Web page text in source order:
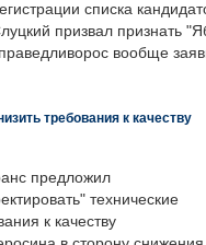
списка
призвал признать
вообще
требования к качеству
предложил
технические
к качеству